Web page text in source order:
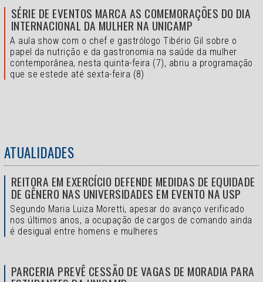
SÉRIE DE EVENTOS MARCA AS COMEMORAÇÕES DO DIA
INTERNACIONAL DA MULHER NA UNICAMP
A aula show com o chef e gastrólogo Tibério Gil sobre o
papel da nutrição e da gastronomia na saúde da mulher
contemporânea, nesta quinta-feira (7), abriu a programação
que se estede até sexta-feira (8)
ATUALIDADES
REITORA EM EXERCÍCIO DEFENDE MEDIDAS DE EQUIDADE
DE GÊNERO NAS UNIVERSIDADES EM EVENTO NA USP
Segundo Maria Luiza Moretti, apesar do avanço verificado
nos últimos anos, a ocupação de cargos de comando ainda
é desigual entre homens e mulheres
PARCERIA PREVÊ CESSÃO DE VAGAS DE MORADIA PARA